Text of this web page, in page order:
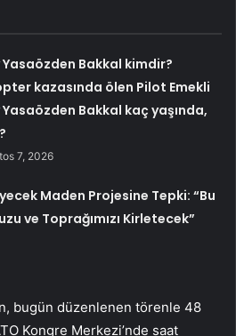
Bakkal kimdir?
kazasında ölen Pilot Emekli
Bakkal kaç yaşında,
7, 2026
Maden Projesine Tepki: “Bu
ve Toprağımızı Kirletecek”
bugün düzenlenen törenle 48
Kongre Merkezi’nde saat